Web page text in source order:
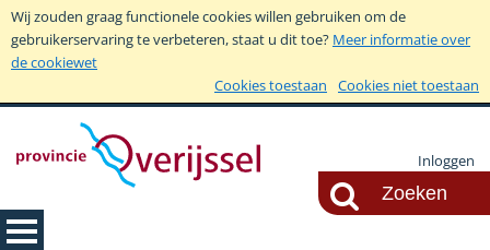
Wij zouden graag functionele cookies willen gebruiken om de
gebruikerservaring te verbeteren, staat u dit toe? Meer informatie over
de cookiewet
Cookies toestaan
Cookies niet toestaan
Inloggen